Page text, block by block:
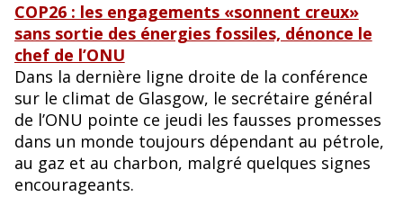
COP26 : les engagements «sonnent creux»
sans sortie des énergies fossiles, dénonce le
chef de l’ONU
Dans la dernière ligne droite de la conférence
sur le climat de Glasgow, le secrétaire général
de l’ONU pointe ce jeudi les fausses promesses
dans un monde toujours dépendant au pétrole,
au gaz et au charbon, malgré quelques signes
encourageants.